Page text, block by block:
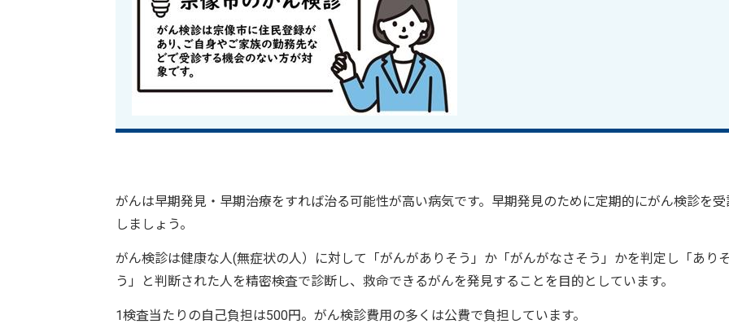
がんは早期発見・早期治療をすれば治る可能性が高い病気です。早期発見のために定期的にがん検診を受
しましょう。
がん検診は健康な人(無症状の人）に対して「がんがありそう」か「がんがなさそう」かを判定し「あり
う」と判断された人を精密検査で診断し、救命できるがんを発見することを目的としています。
1検査当たりの自己負担は500円。がん検診費用の多くは公費で負担しています。